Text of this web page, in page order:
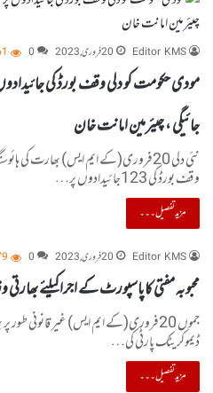
Editor KMS
20 فروری, 2023 0
مودی حکومت کو دلی وقف بورڈ کی
جائیگی ، چیئرمین امانت خان
نئی دلی 20فروری(کے ایم ایس) بھارت
وقف بورڈ کی 123جائیدادوں پر…
مزید تفصیل۔۔۔
Editor KMS
20 فروری, 2023 0
محبوبہ مفتی کاپاسپورٹ کے اجراکیلئے
جموں 20فروری(کے ایم ایس) غیر قانونی
ڈیموکریٹک پارٹی کی…
مزید تفصیل۔۔۔